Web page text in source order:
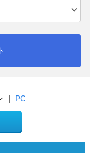
| PC